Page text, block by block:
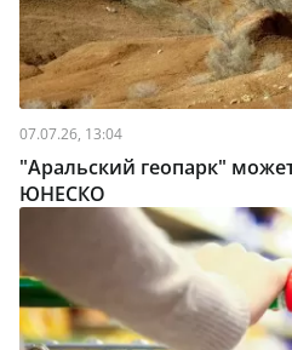
07.07.26, 13:04
"Аральский геопарк"
ЮНЕСКО